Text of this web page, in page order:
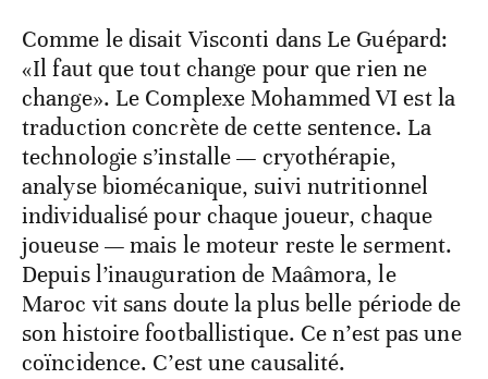
Comme le disait Visconti dans Le Guépard:
«Il faut que tout change pour que rien ne
change». Le Complexe Mohammed VI est la
traduction concrète de cette sentence. La
technologie s’installe — cryothérapie,
analyse biomécanique, suivi nutritionnel
individualisé pour chaque joueur, chaque
joueuse — mais le moteur reste le serment.
Depuis l’inauguration de Maâmora, le
Maroc vit sans doute la plus belle période de
son histoire footballistique. Ce n’est pas une
coïncidence. C’est une causalité.